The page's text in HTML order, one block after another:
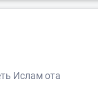
Ислам ота